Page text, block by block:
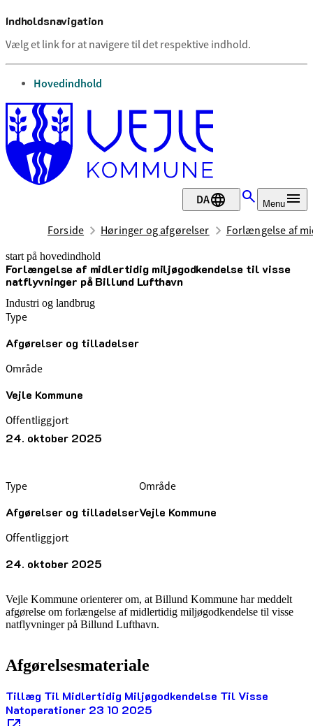
Indholdsnavigation
Vælg et link for at navigere til det respektive indhold.
gå til
Hovedindhold
DA Menu
Forside Høringer og afgørelser Forlængelse af
start på hovedindhold
Forlængelse af midlertidig miljøgodkendelse til visse
natflyvninger på Billund Lufthavn
senest opdateret 24. oktober 2025
Industri og landbrug
Type
Afgørelser og tilladelser
Område
Vejle Kommune
Offentliggjort
24. oktober 2025
Type
Afgørelser og tilladelser
Område
Vejle Kommune
Offentliggjort
24. oktober 2025
Vejle Kommune orienterer om, at Billund Kommune har meddelt
afgørelse om forlængelse af midlertidig miljøgodkendelse til visse
natflyvninger på Billund Lufthavn.
Afgørelsesmateriale
Tillæg Til Midlertidig Miljøgodkendelse Til Visse
Natoperationer 23 10 2025